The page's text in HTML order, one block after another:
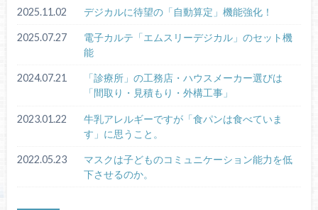
2025.11.02 デジカルに待望の「自動算定」機能強化！
2025.07.27
電子カルテ「エムスリーデジカル」のセット機
能
2024.07.21
「診療所」の工務店・ハウスメーカー選びは
「間取り・見積もり・外構工事」
2023.01.22
牛乳アレルギーですが「食パンは食べていま
す」に思うこと。
2022.05.23
マスクは子どものコミュニケーション能力を低
下させるのか。